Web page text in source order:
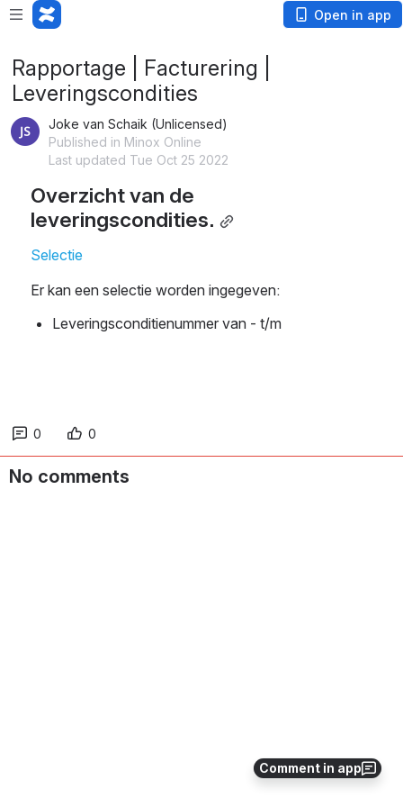
Open in app
Comment in app
Rapportage | Facturering |
Leveringscondities
Joke van Schaik (Unlicensed)
Published in Minox Online
Last updated Tue Oct 25 2022
Overzicht van de
leveringscondities.
Selectie
Er kan een selectie worden ingegeven:
Leveringsconditienummer van - t/m
0 0
No comments